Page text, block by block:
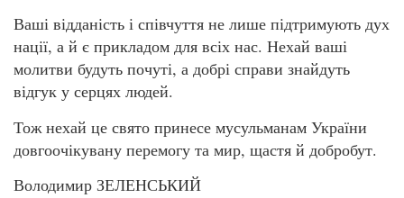
Ваші відданість і співчуття не лише підтримують дух
нації, а й є прикладом для всіх нас. Нехай ваші
молитви будуть почуті, а добрі справи знайдуть
відгук у серцях людей.
Тож нехай це свято принесе мусульманам України
довгоочікувану перемогу та мир, щастя й добробут.
Володимир ЗЕЛЕНСЬКИЙ